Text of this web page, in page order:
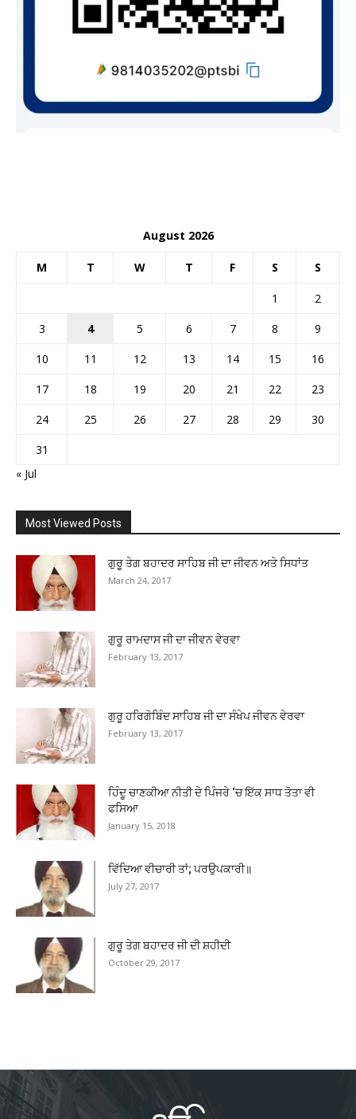
August 2026
M T W T F S S
1
2
3
4 5 6 7 8
9
10
11 12 13 14 15
16
17
18 19 20 21 22
23
24
25 26 27 28 29
30
31
« Jul
Most Viewed Posts
ਗੁਰੂ ਤੇਗ ਬਹਾਦਰ ਸਾਹਿਬ ਜੀ ਦਾ ਜੀਵਨ ਅਤੇ ਸਿਧਾਂਤ
March 24, 2017
ਗੁਰੂ ਰਾਮਦਾਸ ਜੀ ਦਾ ਜੀਵਨ ਵੇਰਵਾ
February 13, 2017
ਗੁਰੂ ਹਰਿਗੋਬਿੰਦ ਸਾਹਿਬ ਜੀ ਦਾ ਸੰਖੇਪ ਜੀਵਨ ਵੇਰਵਾ
February 13, 2017
ਹਿੰਦੂ ਚਾਣਕੀਆ ਨੀਤੀ ਦੇ ਪਿੰਜਰੇ ‘ਚ ਇੱਕ ਸਾਧ ਤੋਤਾ ਵੀ
ਫਸਿਆ
January 15, 2018
ਵਿੱਦਿਆ ਵੀਚਾਰੀ ਤਾਂ; ਪਰਉਪਕਾਰੀ॥
July 27, 2017
ਗੁਰੂ ਤੇਗ ਬਹਾਦਰ ਜੀ ਦੀ ਸ਼ਹੀਦੀ
October 29, 2017